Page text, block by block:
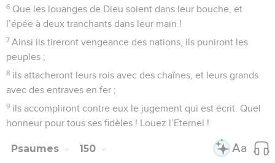
6 Que les louanges de Dieu soient dans leur bouche, et
l’épée à deux tranchants dans leur main !
7 Ainsi ils tireront vengeance des nations, ils puniront les
peuples ;
8 ils attacheront leurs rois avec des chaînes, et leurs grands
avec des entraves en fer ;
9 ils accompliront contre eux le jugement qui est écrit. Quel
honneur pour tous ses fidèles ! Louez l’Eternel !
Psaumes 150